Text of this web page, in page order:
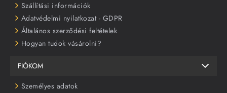
Szállítási információk
Adatvédelmi nyilatkozat - GDPR
Általános szerződési feltételek
Hogyan tudok vásárolni?
FIÓKOM
Személyes adatok